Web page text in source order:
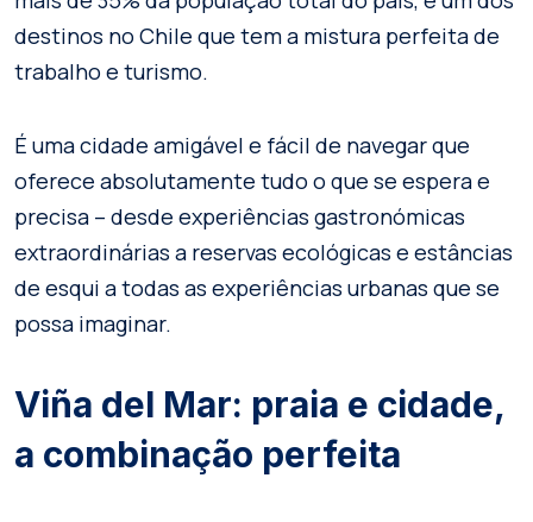
destinos no Chile que tem a mistura perfeita de
trabalho e turismo.
É uma cidade amigável e fácil de navegar que
oferece absolutamente tudo o que se espera e
precisa – desde experiências gastronómicas
extraordinárias a reservas ecológicas e estâncias
de esqui a todas as experiências urbanas que se
possa imaginar.
Viña del Mar: praia e cidade,
a combinação perfeita